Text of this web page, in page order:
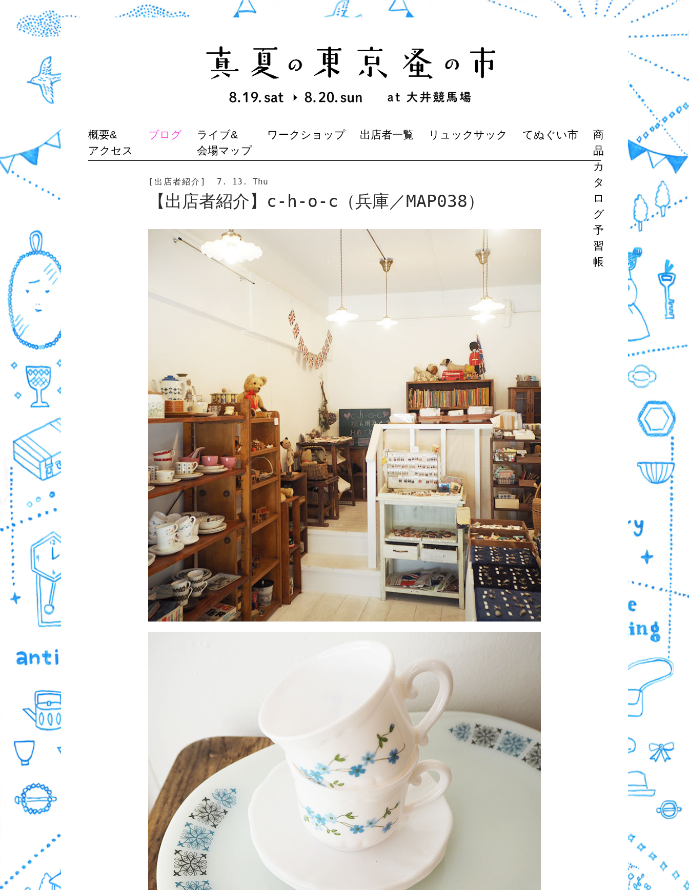
SKIP
TO
CONTENT
概要&
アクセス
ブログ
ライブ&
会場マップ
ワークショップ 出店者一覧 リュックサック てぬぐい市
商
品
カ
タ
ロ
グ
予
習
帳
[出店者紹介] 7. 13. Thu
【出店者紹介】c-h-o-c（兵庫／MAP038）